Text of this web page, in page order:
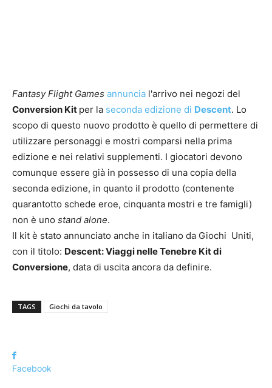
Fantasy Flight Games annuncia l'arrivo nei negozi del
Conversion Kit per la seconda edizione di Descent. Lo
scopo di questo nuovo prodotto è quello di permettere di
utilizzare personaggi e mostri comparsi nella prima
edizione e nei relativi supplementi. I giocatori devono
comunque essere già in possesso di una copia della
seconda edizione, in quanto il prodotto (contenente
quarantotto schede eroe, cinquanta mostri e tre famigli)
non è uno stand alone.
Il kit è stato annunciato anche in italiano da Giochi Uniti,
con il titolo: Descent: Viaggi nelle Tenebre Kit di
Conversione, data di uscita ancora da definire.
TAGS Giochi da tavolo
Facebook